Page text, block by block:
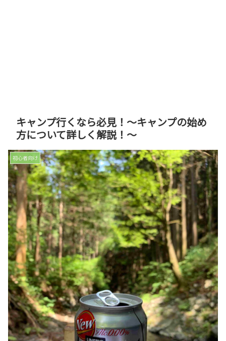
キャンプ行くなら必見！～キャンプの始め
方について詳しく解説！～
初心者向け